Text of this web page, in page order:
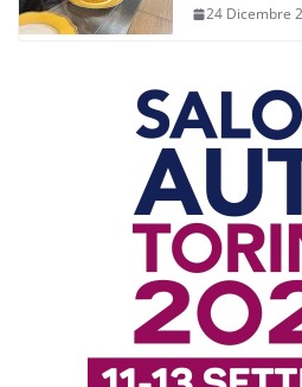
24 Dicembre